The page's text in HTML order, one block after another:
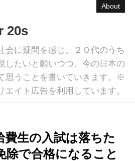
About
20s
会に疑問を感じ、２０代のうち
したいと願いつつ、今の日本の
思うことを書いていきます。※
エイト広告を利用しています。
費生の入試は落ちた
除で合格になること